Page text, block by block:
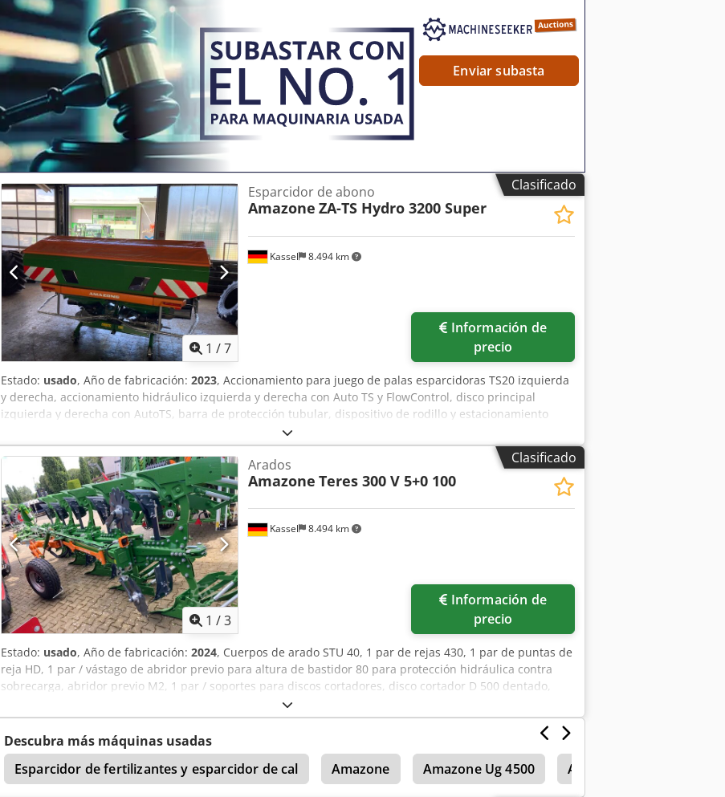
Enviar subasta
Clasificado
1 /7
Kassel 8.494 km
Esparcidor de abono
Amazone ZA-TS Hydro 3200 Super
precio
Estado: usado, Año de fabricación: 2023, Accionamiento para juego de palas esparcidoras TS20 izquierda
y derecha, accionamiento hidráulico izquierda y derecha con Auto TS y FlowControl, disco principal
izquierda y derecha con AutoTS, barra de protección tubular, dispositivo de rodillo y estacionamiento
abatible, iluminación de trabajo, sensor de inclinación para sistema de pesaje, 16 unidades EasyCheck.
Cedpfxet A Tzwe Ablerf
Clasificado
1 /3
Kassel 8.494 km
Arados
Amazone Teres 300 V 5+0 100
precio
Estado: usado, Año de fabricación: 2024, Cuerpos de arado STU 40, 1 par de rejas 430, 1 par de puntas de
reja HD, 1 par / vástago de abridor previo para altura de bastidor 80 para protección hidráulica contra
sobrecarga, abridor previo M2, 1 par / soportes para discos cortadores, disco cortador D 500 dentado,
protectores de apoyo, 1 par / montaje de cuerpo con Cedpfx Abjt A Udyolerf
Descubra más máquinas usadas
Esparcidor de fertilizantes y esparcidor de cal
Amazone Amazone Ug 4500 Amazone Uf 1501